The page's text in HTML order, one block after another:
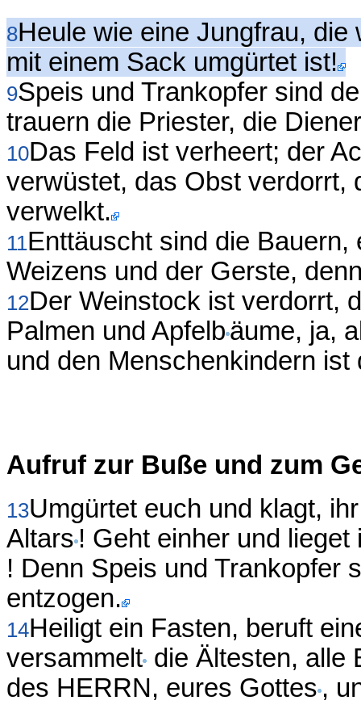
8Heule wie eine Jungfrau,
mit einem Sack umgürtet ist!
9Speis und Trankopfer sind
trauern die Priester, die
10Das Feld ist verheert; der
verwüstet, das Obst verdorrt,
verwelkt.
11Enttäuscht sind die
Weizens und der Gerste,
12Der Weinstock ist verdorrt,
Palmen und Apfelbäume, ja,
und den Menschenkindern
Aufruf zur Buße und zum
13Umgürtet euch und klagt,
Altars ! Geht einher und
! Denn Speis und Trankopfer
entzogen.
14Heiligt ein Fasten, beruft
versammelt die Ältesten, alle
des HERRN, eures Gottes ,